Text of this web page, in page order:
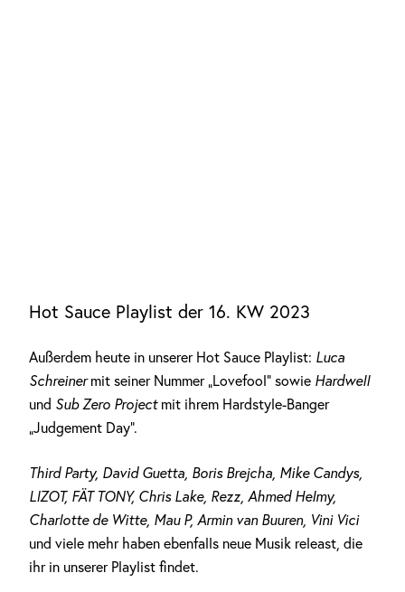
Hot Sauce Playlist der 16. KW 2023
Außerdem heute in unserer Hot Sauce Playlist: Luca
Schreinermit seiner Nummer „Lovefool“ sowie Hardwell
und Sub Zero Projectmit ihrem Hardstyle-Banger
„Judgement Day“.
Third Party, David Guetta, Boris Brejcha, Mike Candys,
LIZOT, FÄT TONY, Chris Lake, Rezz, Ahmed Helmy,
Charlotte de Witte, Mau P, Armin van Buuren, Vini Vici
und viele mehr haben ebenfalls neue Musik releast, die
ihr in unserer Playlist findet.